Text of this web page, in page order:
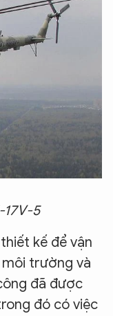
5
kế để vận
trường và
đã được
đó có việc